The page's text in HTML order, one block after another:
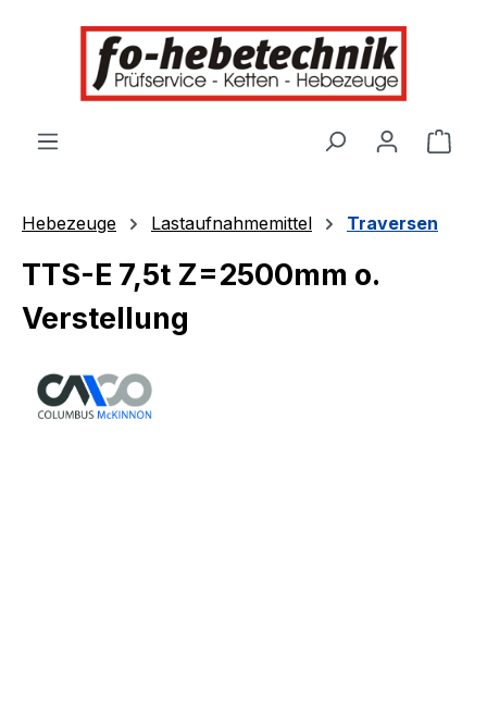
springen
Hebezeuge Lastaufnahmemittel Traversen
TTS-E 7,5t Z=2500mm o.
Verstellung